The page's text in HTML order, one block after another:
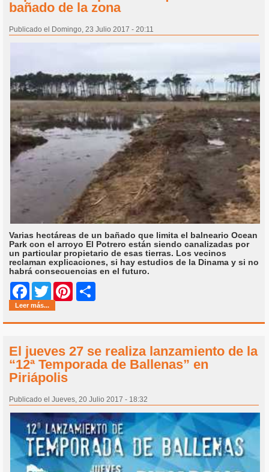
bañado de la zona
Publicado el Domingo, 23 Julio 2017 - 20:11
Varias hectáreas de un bañado que limita el balneario Ocean
Park con el arroyo El Potrero están siendo canalizadas por
un particular propietario de esas tierras. Los vecinos
reclaman explicaciones, si hay estudios de la Dinama y si no
habrá consecuencias en el futuro.
Facebook
Twitter Pinterest
Leer más...
El jueves 27 se realiza lanzamiento de la
“12ª Temporada de Ballenas” en
Piriápolis
Publicado el Jueves, 20 Julio 2017 - 18:32